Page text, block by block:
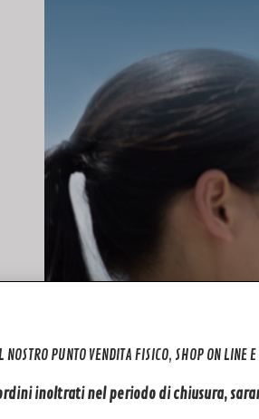
NOSTRO PUNTO VENDITA FISICO, SHOP ON
inoltrati nel periodo di chiusura,